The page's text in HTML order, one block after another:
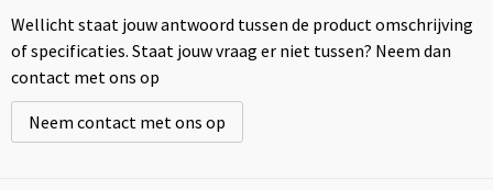
Wellicht staat jouw antwoord tussen de product omschrijving
of specificaties. Staat jouw vraag er niet tussen? Neem dan
contact met ons op
Neem contact met ons op